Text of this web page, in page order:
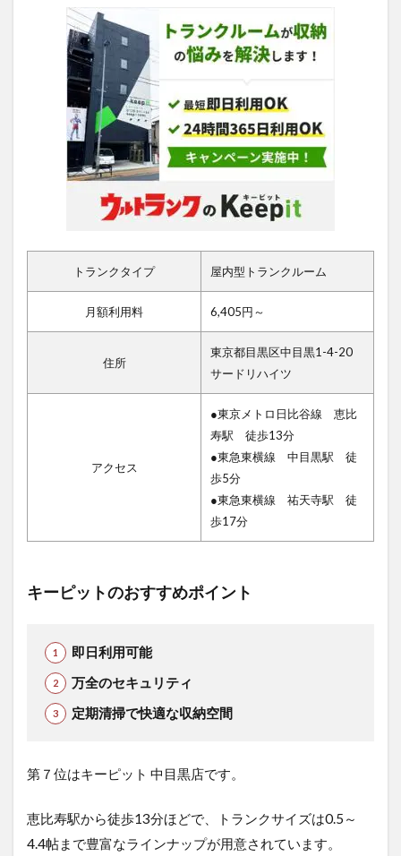
トランクタイプ 屋内型トランクルーム
月額利用料 6,405円～
住所
東京都目黒区中目黒1-4-20
サードリハイツ
アクセス
●東京メトロ日比谷線 恵比
寿駅 徒歩13分
●東急東横線 中目黒駅 徒
歩5分
●東急東横線 祐天寺駅 徒
歩17分
キーピットのおすすめポイント
即日利用可能
万全のセキュリティ
定期清掃で快適な収納空間
第７位はキーピット 中目黒店です。
恵比寿駅から徒歩13分ほどで、トランクサイズは0.5～
4.4帖まで豊富なラインナップが用意されています。